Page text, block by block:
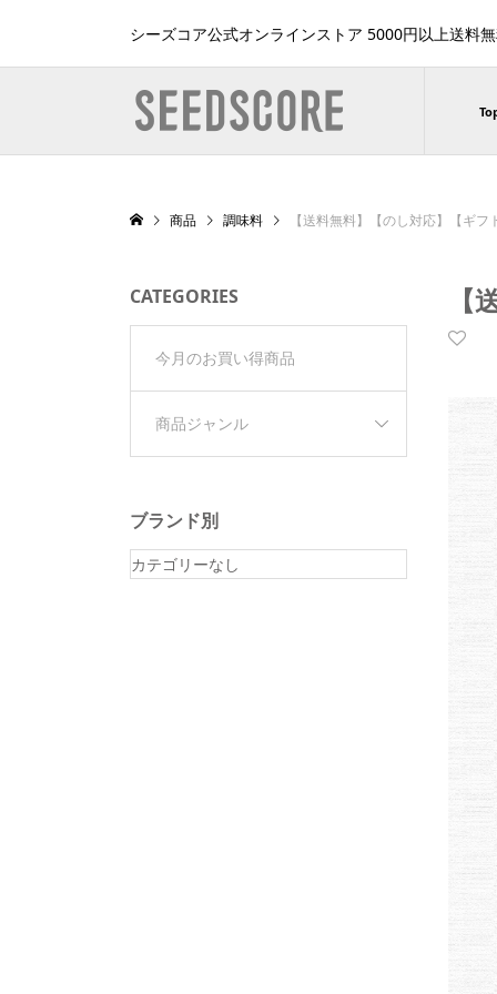
シーズコア公式オンラインストア 5000円以上送料
商品 調味料 【送料無料】【のし対応】【ギ
CATEGORIES
今月のお買い得商品
商品ジャンル
ブランド別
カテゴリーなし